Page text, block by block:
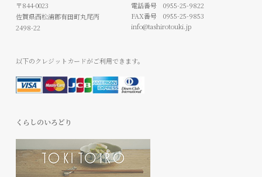
〒844-0023
佐賀県西松浦郡有田町丸尾丙
2498-22
電話番号 0955-25-9822
FAX番号 0955-25-9853
info@tashirotouki.jp
以下のクレジットカードがご利用できます。
くらしのいろどり